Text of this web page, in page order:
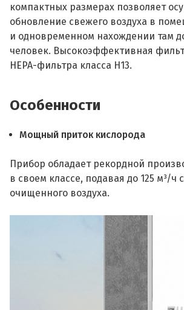
компактных размерах позволяет
обновление свежего воздуха в
и одновременном нахождении там
человек. Высокоэффективная
НЕРА-фильтра класса H13.
Особенности
Мощный приток кислорода
Прибор обладает рекордной
в своем классе, подавая до 125 м³/ч
очищенного воздуха.